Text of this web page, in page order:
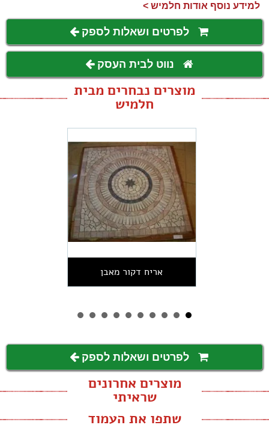
למידע נוסף אודות חלמיש >
לפרטים ושאלות לספק
נווט לבית העסק
מוצרים נבחרים מבית
חלמיש
אריח דקור מאבן
לפרטים ושאלות לספק
מוצרים אחרונים
שראיתי
שתפו את העמוד